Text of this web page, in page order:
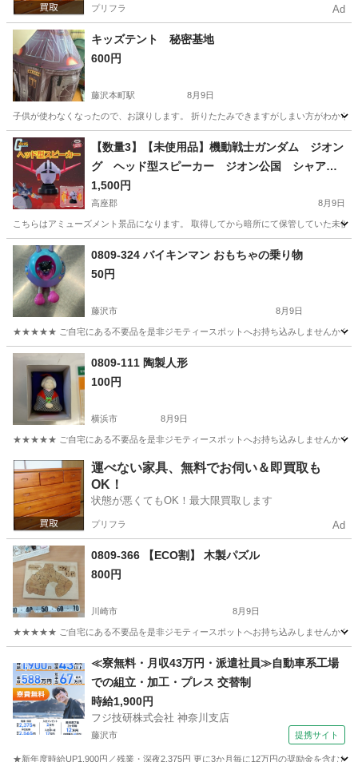
プリフラ Ad
キッズテント 秘密基地
600円
藤沢本町駅 8月9日
子供が使わなくなったので、お譲りします。 折りたたみできますがしまい方がわか
神奈川 藤沢市 藤沢本町駅 おもちゃ
【数量3】【未使用品】機動戦士ガンダム ジオン
グ ヘッド型スピーカー ジオン公国 シャア
アズナブル
1,500円
高座郡 8月9日
こちらはアミューズメント景品になります。 取得してから暗所にて保管していた未
神奈川 高座郡 フィギュア
0809-324 バイキンマン おもちゃの乗り物
50円
藤沢市 8月9日
★★★★★ ご自宅にある不要品を是非ジモティースポットへお持ち込みしませんか？
神奈川 藤沢市 おもちゃ バイキンマン
0809-111 陶製人形
100円
横浜市 8月9日
★★★★★ ご自宅にある不要品を是非ジモティースポットへお持ち込みしませんか？
神奈川 横浜市 おもちゃ 現地
運べない家具、無料でお伺い＆即買取も
OK！
状態が悪くてもOK！最大限買取します
プリフラ Ad
0809-366 【ECO割】 木製パズル
800円
川崎市 8月9日
★★★★★ ご自宅にある不要品を是非ジモティースポットへお持ち込みしませんか？
おもちゃ 現地
≪寮無料・月収43万円・派遣社員≫自動車系工場
での組立・加工・プレス 交替制
時給1,900円
フジ技研株式会社 神奈川支店
藤沢市 提携サイト
★新年度時給UP1,900円／残業・深夜2,375円 更に3か月毎に12万円の奨励金を含む